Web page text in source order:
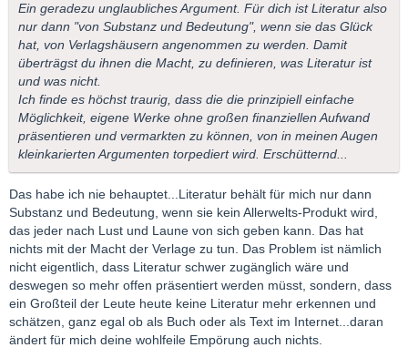
Ein geradezu unglaubliches Argument. Für dich ist Literatur also
nur dann "von Substanz und Bedeutung", wenn sie das Glück
hat, von Verlagshäusern angenommen zu werden. Damit
überträgst du ihnen die Macht, zu definieren, was Literatur ist
und was nicht.
Ich finde es höchst traurig, dass die die prinzipiell einfache
Möglichkeit, eigene Werke ohne großen finanziellen Aufwand
präsentieren und vermarkten zu können, von in meinen Augen
kleinkarierten Argumenten torpediert wird. Erschütternd...
Das habe ich nie behauptet...Literatur behält für mich nur dann
Substanz und Bedeutung, wenn sie kein Allerwelts-Produkt wird,
das jeder nach Lust und Laune von sich geben kann. Das hat
nichts mit der Macht der Verlage zu tun. Das Problem ist nämlich
nicht eigentlich, dass Literatur schwer zugänglich wäre und
deswegen so mehr offen präsentiert werden müsst, sondern, dass
ein Großteil der Leute heute keine Literatur mehr erkennen und
schätzen, ganz egal ob als Buch oder als Text im Internet...daran
ändert für mich deine wohlfeile Empörung auch nichts.